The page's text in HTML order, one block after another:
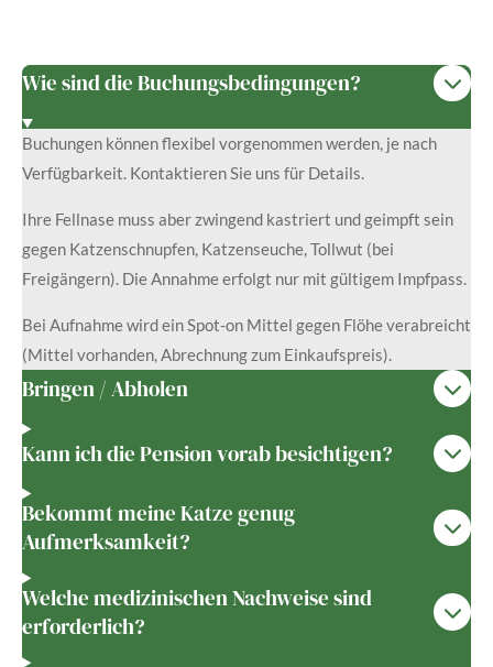
Wie sind die Buchungsbedingungen?
Buchungen können flexibel vorgenommen werden, je nach
Verfügbarkeit. Kontaktieren Sie uns für Details.
Ihre Fellnase muss aber zwingend kastriert und geimpft sein
gegen Katzenschnupfen, Katzenseuche, Tollwut (bei
Freigängern). Die Annahme erfolgt nur mit gültigem Impfpass.
Bei Aufnahme wird ein Spot-on Mittel gegen Flöhe verabreicht
(Mittel vorhanden, Abrechnung zum Einkaufspreis).
Bringen / Abholen
Kann ich die Pension vorab besichtigen?
Bekommt meine Katze genug
Aufmerksamkeit?
Welche medizinischen Nachweise sind
erforderlich?